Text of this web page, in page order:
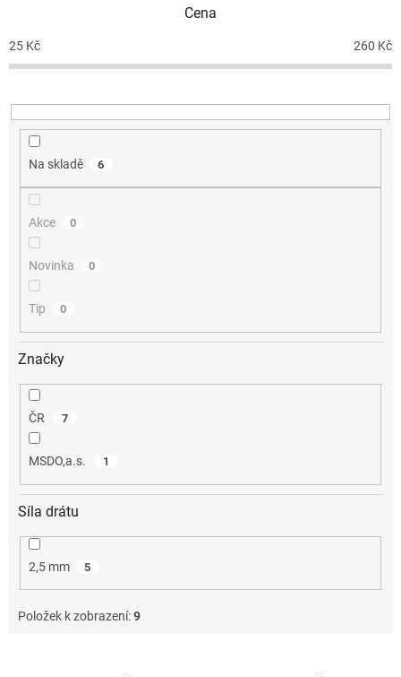
o
d
k
t
Cena
25 Kč 260 Kč
Na skladě 6
Akce 0
Novinka 0
Tip 0
Značky
ČR 7
MSDO,a.s. 1
Síla drátu
2,5 mm 5
Položek k zobrazení:9